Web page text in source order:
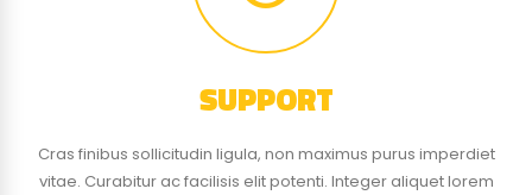
SUPPORT
Cras finibus sollicitudin ligula, non maximus purus imperdiet
vitae. Curabitur ac facilisis elit potenti. Integer aliquet lorem